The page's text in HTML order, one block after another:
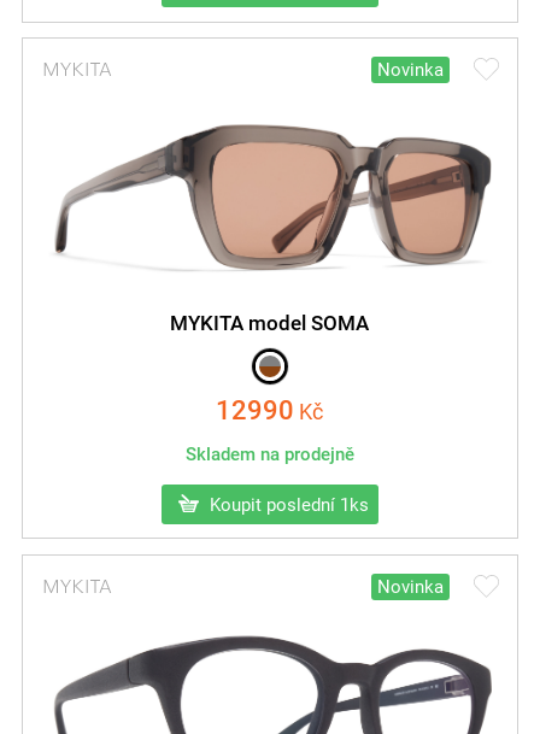
Novinka
MYKITA model SOMA
12990 Kč
Skladem na prodejně
Koupit poslední 1ks
Novinka